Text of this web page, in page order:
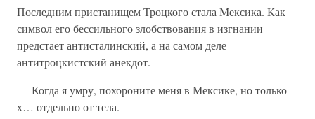
Последним пристанищем Троцкого стала Мексика. Как
символ его бессильного злобствования в изгнании
предстает антисталинский, а на самом деле
антитроцкистский анекдот.
— Когда я умру, похороните меня в Мексике, но только
х… отдельно от тела.